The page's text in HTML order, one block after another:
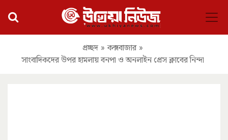
প্রচ্ছদ » কক্সবাজার »
সাংবাদিকদের উপর হামলায় বনপা ও অনলাইন প্রেস ক্লাবের নিন্দা